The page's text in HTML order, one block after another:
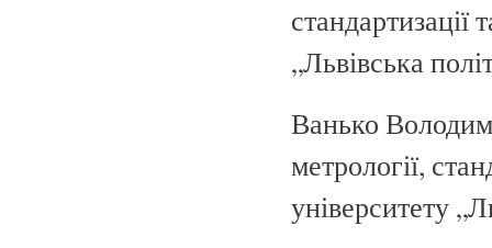
стандартизації
„Львівська
Ванько
метрології,
університету